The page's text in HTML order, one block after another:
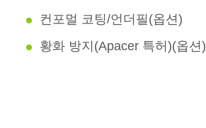
컨포멀 코팅/언더필(옵션)
황화 방지(Apacer 특허)(옵션)